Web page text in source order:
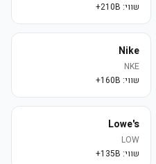
שווי: 210B+
Nike
NKE
שווי: 160B+
Lowe's
LOW
שווי: 135B+